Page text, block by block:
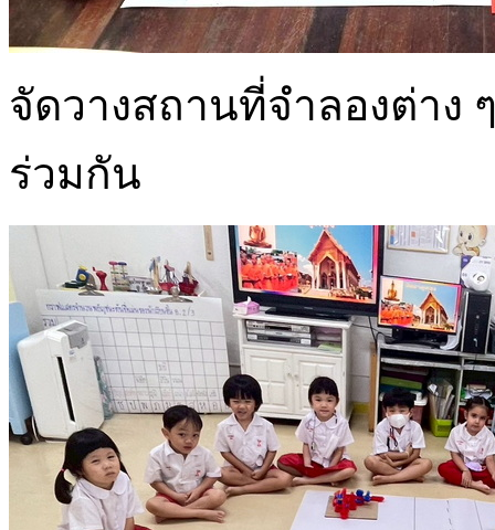
จัดวางสถานที่จำลองต่าง
ร่วมกัน